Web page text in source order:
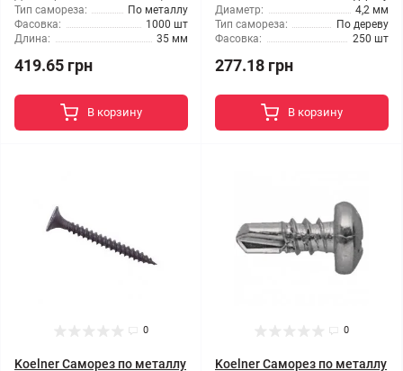
Тип самореза:
По металлу
Фасовка:
1000 шт
Длина:
35 мм
419.65 грн
В корзину
Диаметр:
4,2 мм
Тип самореза:
По дереву
Фасовка:
250 шт
277.18 грн
В корзину
0
Koelner Саморез по металлу
0
Koelner Саморез по металлу